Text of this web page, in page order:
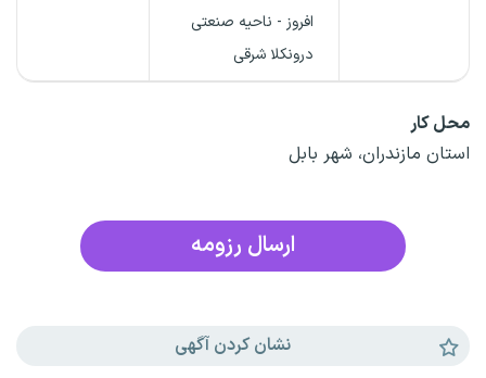
افروز - ناحیه صنعتی
درونکلا شرقی
محل کار
استان مازندران، شهر بابل
ارسال رزومه
نشان کردن آگهی